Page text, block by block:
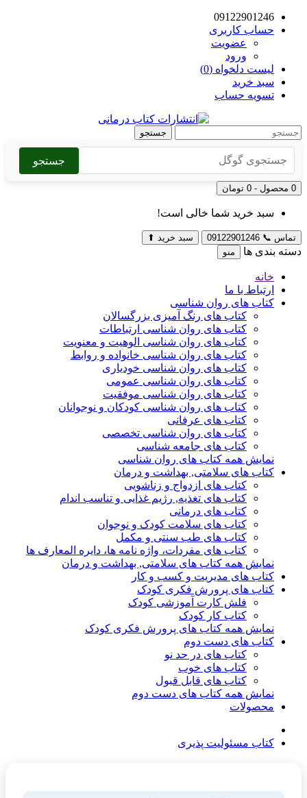
09122901246
حساب کاربری
عضویت
ورود
لیست دلخواه (0)
سبد خرید
تسویه حساب
جستجو
جستجو
0 محصول - 0 تومان
سبد خرید شما خالی است!
تماس 📞
09122901246 سبد خرید ⬆
دسته بندی ها منو
خانه
ارتباط با ما
کتاب های روان شناسی
کتاب های رنگ آمیزی بزرگسالان
کتاب های روان شناسی ارتباطات
کتاب های روان شناسی الوهیت و معنویت
کتاب های روان شناسی خانواده و روابط
کتاب های روان شناسی خودیاری
کتاب های روان شناسی عمومی
کتاب های روان شناسی موفقیت
کتاب های روان شناسی کودکان و نوجوانان
کتاب های عرفانی
کتاب های روان شناسی تخصصی
کتاب های جامعه شناسی
نمایش همه کتاب های روان شناسی
کتاب های سلامتی, بهداشت و درمان
کتاب های ازدواج و زناشویی
کتاب های تغذیه, رژیم غذایی و تناسب اندام
کتاب های درمانی
کتاب های سلامت کودک و نوجوان
کتاب های طب سنتی و مکمل
کتاب های مفردات، واژه نامه ها، دایره المعارف ها
نمایش همه کتاب های سلامتی, بهداشت و درمان
کتاب های مدیریت و کسب و کار
کتاب های پرورش فکری کودک
فلش کارت آموزشی کودک
کتاب کار کودک
نمایش همه کتاب های پرورش فکری کودک
کتاب های دست دوم
کتاب های در حد نو
کتاب های خوب
کتاب های قابل قبول
نمایش همه کتاب های دست دوم
محصولات
کتاب مسئولیت پذیری